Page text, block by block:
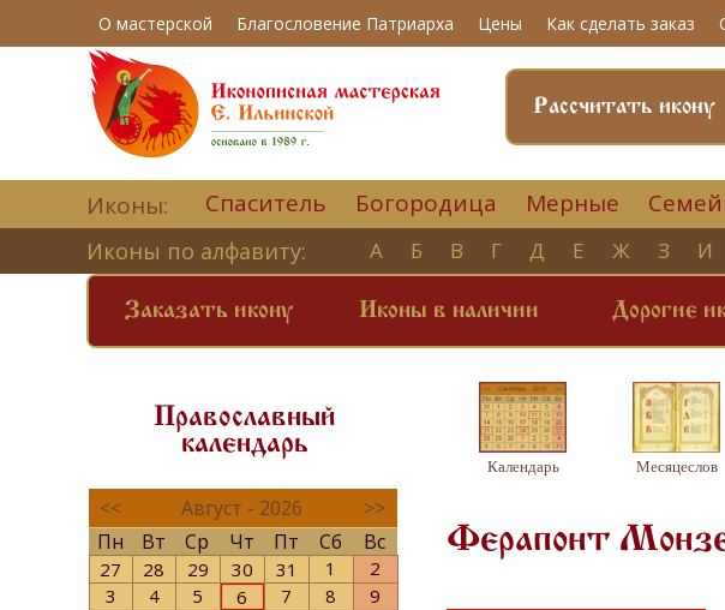
О мастерской Благословение Патриарха Цены Как сделать заказ
Рассчитать икону
Иконы: Спаситель Богородица Мерные
Иконы по алфавиту: А Б В Г Д Е Ж З И
Заказать икону Иконы в наличии Дорогие
Православный
календарь
<< Август - 2026
>>
Пн
Вт Ср Чт Пт Сб Вс
27 28 29 30 31 1
2
3
4 5 6 7 8
9
Календарь Месяцеслов
Ферапонт